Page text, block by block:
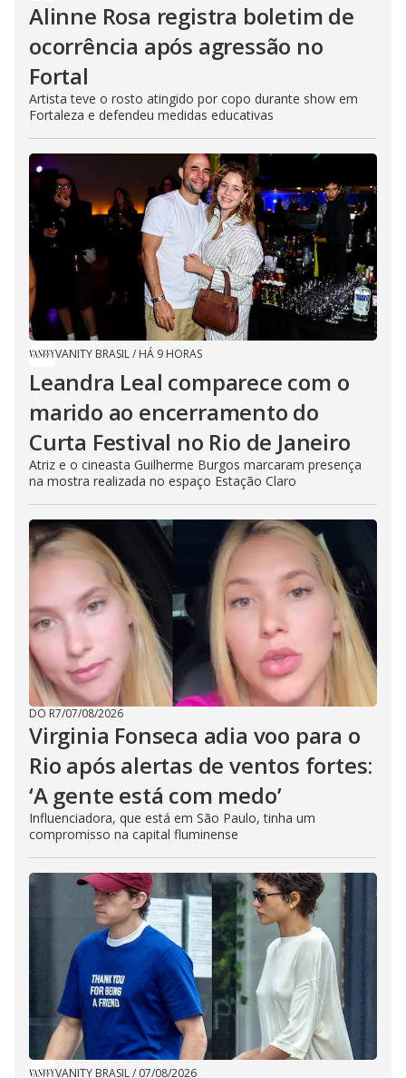
Alinne Rosa registra boletim de
ocorrência após agressão no
Fortal
Artista teve o rosto atingido por copo durante show em
Fortaleza e defendeu medidas educativas
VANITY BRASIL/ HÁ 9 HORAS
Leandra Leal comparece com o
marido ao encerramento do
Curta Festival no Rio de Janeiro
Atriz e o cineasta Guilherme Burgos marcaram presença
na mostra realizada no espaço Estação Claro
DO R7/07/08/2026
Virginia Fonseca adia voo para o
Rio após alertas de ventos fortes:
‘A gente está com medo’
Influenciadora, que está em São Paulo, tinha um
compromisso na capital fluminense
VANITY BRASIL/ 07/08/2026